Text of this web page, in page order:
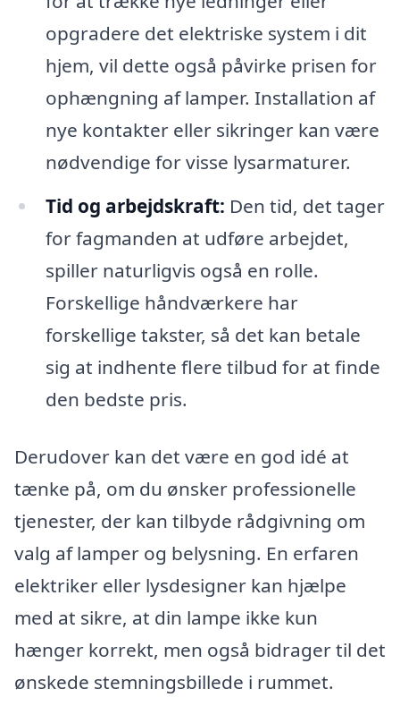
opgradere det elektriske system i dit
hjem, vil dette også påvirke prisen for
ophængning af lamper. Installation af
nye kontakter eller sikringer kan være
nødvendige for visse lysarmaturer.
Tid og arbejdskraft: Den tid, det tager
for fagmanden at udføre arbejdet,
spiller naturligvis også en rolle.
Forskellige håndværkere har
forskellige takster, så det kan betale
sig at indhente flere tilbud for at finde
den bedste pris.
Derudover kan det være en god idé at
tænke på, om du ønsker professionelle
tjenester, der kan tilbyde rådgivning om
valg af lamper og belysning. En erfaren
elektriker eller lysdesigner kan hjælpe
med at sikre, at din lampe ikke kun
hænger korrekt, men også bidrager til det
ønskede stemningsbillede i rummet.